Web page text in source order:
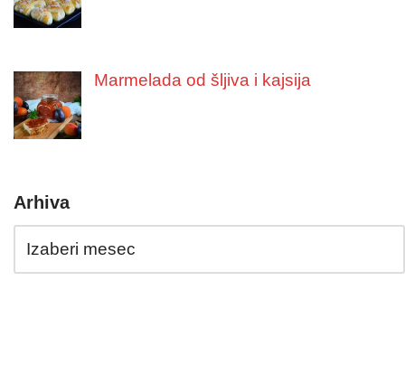
Marmelada od šljiva i kajsija
Arhiva